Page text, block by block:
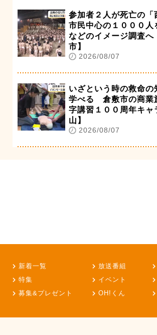
参加者２人が死亡の「
市民中心の１０００人
などのイメージ調査へ
市】
2026/08/07
いざという時の救命の
学べる 倉敷市の商業
字講習１００周年キャ
山】
2026/08/07
新着一覧 放送番組
特集
イベント
募集&プレゼント
OH!くん